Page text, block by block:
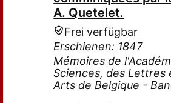
A. Quetelet.
Frei verfügbar
Erschienen: 1847
Mémoires de
Sciences, des Lettres
Arts de Belgique -